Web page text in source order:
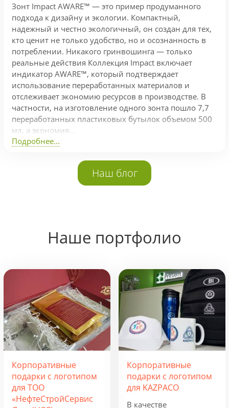
Зонт Impact AWARE™ — это пример продуманного
подхода к дизайну и экологии. Компактный,
надежный и честно экологичный, он создан для тех,
кто ценит не только удобство, но и осознанность в
потреблении. Никакого гринвошинга — только
реальные действия Коллекция Impact включает
индикатор AWARE™, который подтверждает
использование переработанных материалов и
отслеживает экономию ресурсов в производстве. В
частности, на изготовление одного зонта пошло 7,7
переработанных пластиковых бутылок объемом 500
мл, а экономия...
Подробнее...
Наш блог
Наше портфолио
Корпоративные
подарки с логотипом
для ТОО
«НефтеСтройСервис
Корпоративные
подарки с логотипом
для KAZPACO
В качестве